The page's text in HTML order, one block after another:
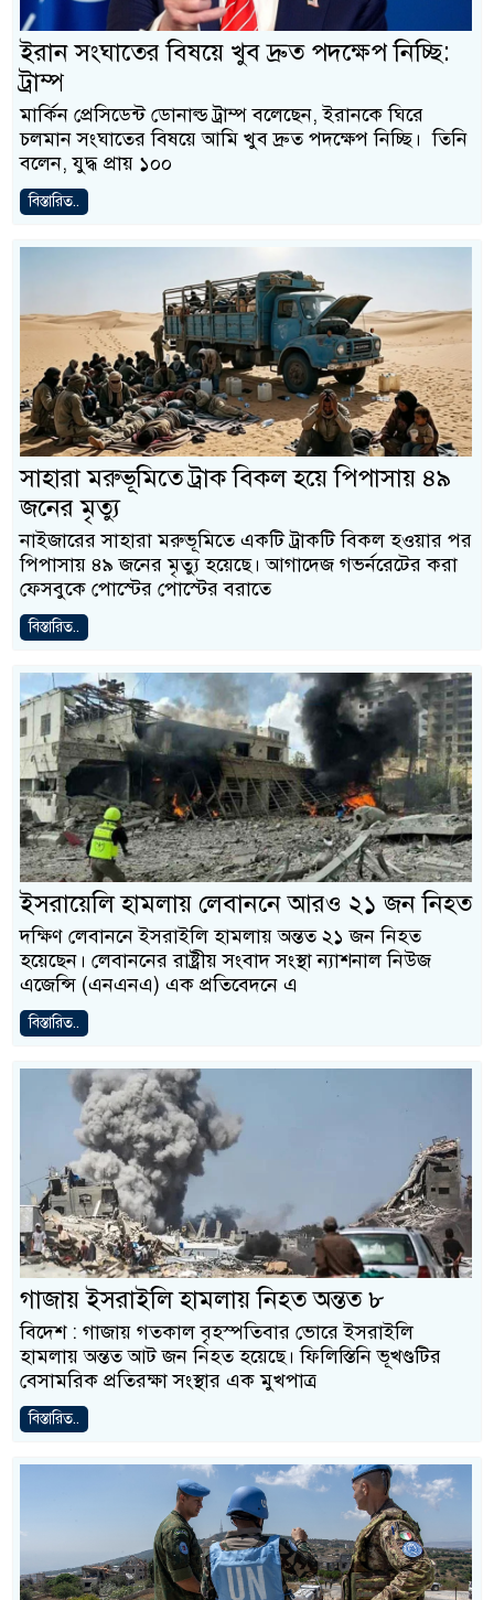
ইরান সংঘাতের বিষয়ে খুব দ্রুত পদক্ষেপ নিচ্ছি:
ট্রাম্প
মার্কিন প্রেসিডেন্ট ডোনাল্ড ট্রাম্প বলেছেন, ইরানকে ঘিরে
চলমান সংঘাতের বিষয়ে আমি খুব দ্রুত পদক্ষেপ নিচ্ছি। তিনি
বলেন, যুদ্ধ প্রায় ১০০
বিস্তারিত..
সাহারা মরুভূমিতে ট্রাক বিকল হয়ে পিপাসায় ৪৯
জনের মৃত্যু
নাইজারের সাহারা মরুভূমিতে একটি ট্রাকটি বিকল হওয়ার পর
পিপাসায় ৪৯ জনের মৃত্যু হয়েছে। আগাদেজ গভর্নরেটের করা
ফেসবুকে পোস্টের পোস্টের বরাতে
বিস্তারিত..
ইসরায়েলি হামলায় লেবাননে আরও ২১ জন নিহত
দক্ষিণ লেবাননে ইসরাইলি হামলায় অন্তত ২১ জন নিহত
হয়েছেন। লেবাননের রাষ্ট্রীয় সংবাদ সংস্থা ন্যাশনাল নিউজ
এজেন্সি (এনএনএ) এক প্রতিবেদনে এ
বিস্তারিত..
গাজায় ইসরাইলি হামলায় নিহত অন্তত ৮
বিদেশ : গাজায় গতকাল বৃহস্পতিবার ভোরে ইসরাইলি
হামলায় অন্তত আট জন নিহত হয়েছে। ফিলিস্তিনি ভূখণ্ডটির
বেসামরিক প্রতিরক্ষা সংস্থার এক মুখপাত্র
বিস্তারিত..